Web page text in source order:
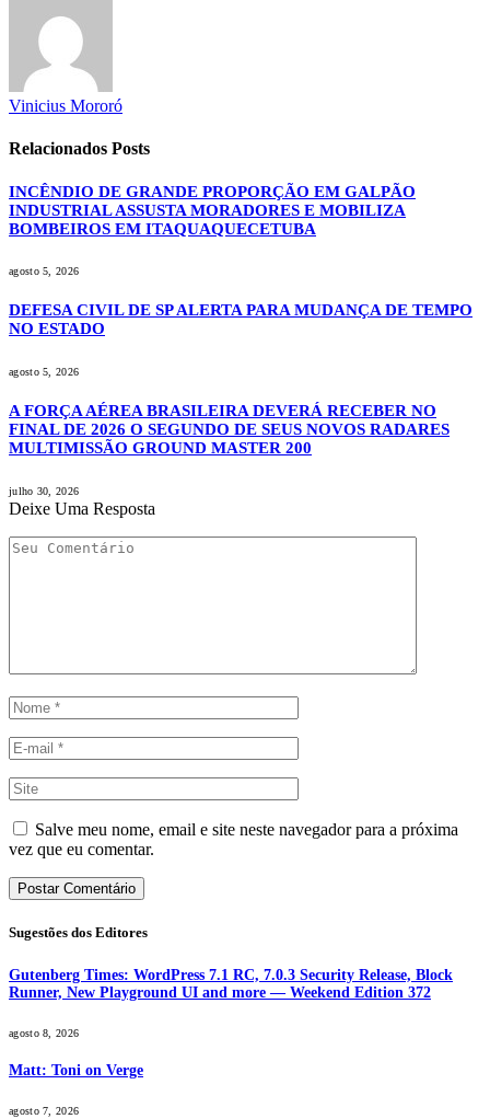
Vinicius Mororó
Relacionados Posts
INCÊNDIO DE GRANDE PROPORÇÃO EM GALPÃO
INDUSTRIAL ASSUSTA MORADORES E MOBILIZA
BOMBEIROS EM ITAQUAQUECETUBA
agosto 5, 2026
DEFESA CIVIL DE SP ALERTA PARA MUDANÇA DE TEMPO
NO ESTADO
agosto 5, 2026
A FORÇA AÉREA BRASILEIRA DEVERÁ RECEBER NO
FINAL DE 2026 O SEGUNDO DE SEUS NOVOS RADARES
MULTIMISSÃO GROUND MASTER 200
julho 30, 2026
Deixe Uma Resposta
Salve meu nome, email e site neste navegador para a próxima
vez que eu comentar.
Sugestões dos Editores
Gutenberg Times: WordPress 7.1 RC, 7.0.3 Security Release, Block
Runner, New Playground UI and more — Weekend Edition 372
agosto 8, 2026
Matt: Toni on Verge
agosto 7, 2026